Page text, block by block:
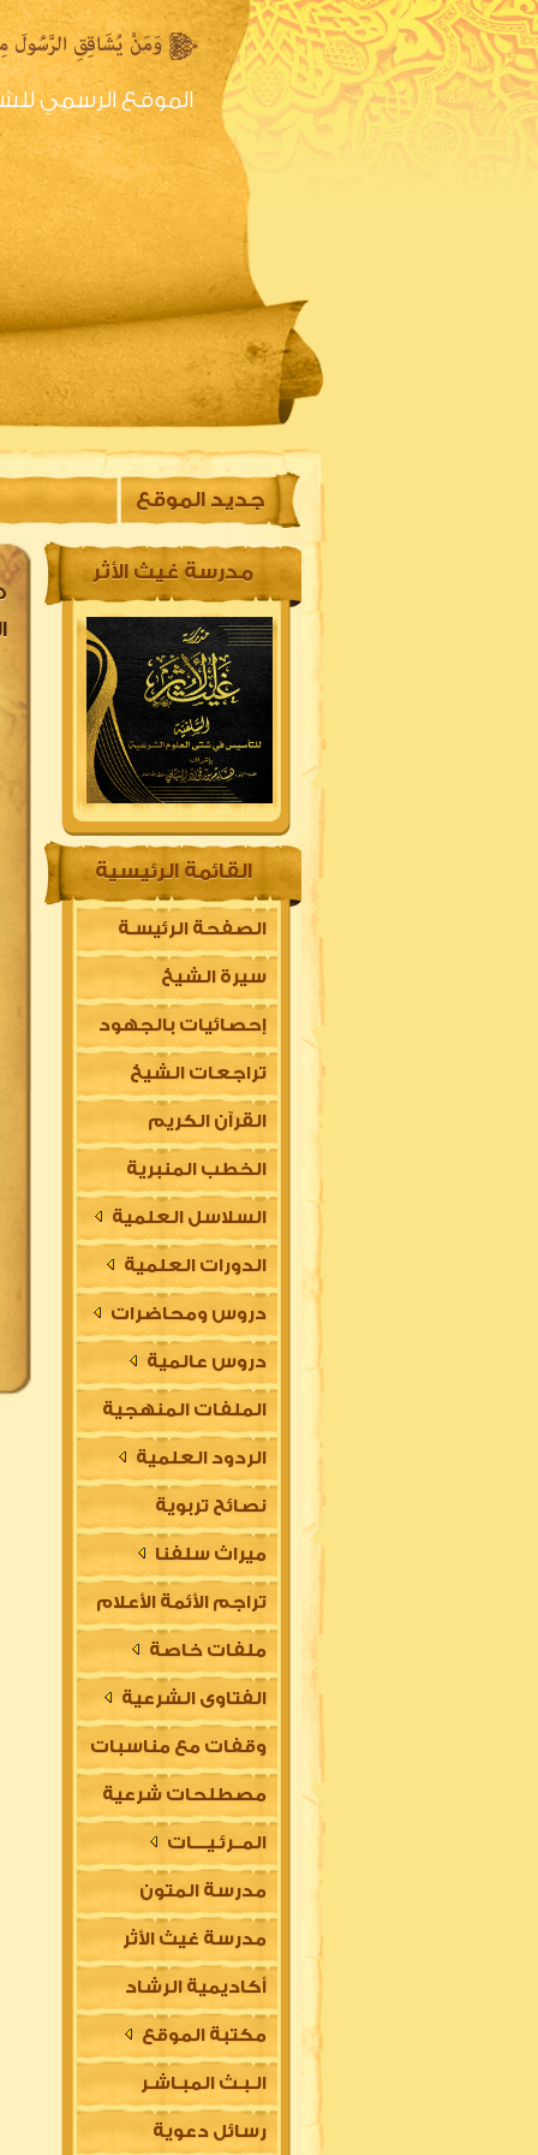
الموقع الرسمي
الصفحه الرئيسية
جديد الموقع
مدرسة غيث الأثر
القائمة الرئيسية
الصفحة الرئيسـة
سيرة الشيخ
إحصائيات بالجهود
تراجعات الشيخ
القرآن الكريم
الخطب المنبرية
السلاسل العلمية
الدورات العلمية
دروس ومحاضرات
دروس عالمية
الملفات المنهجية
الردود العلمية
نصائح تربوية
ميراث سلفنا
تراجم الأئمة الأعلام
ملفات خاصة
الفتاوى الشرعية
وقفات مع مناسبات
مصطلحات شرعية
المــرئـيــــات
مدرسة المتون
العلمية
مدرسة غيث الأثر
السلفية
أكاديمية الرشاد
العلمية للتأسيس
في مقدمات العلوم
الشرعية (للتعليم
مكتبة الموقع
الـبـث المبـاشـر
رسائل دعوية